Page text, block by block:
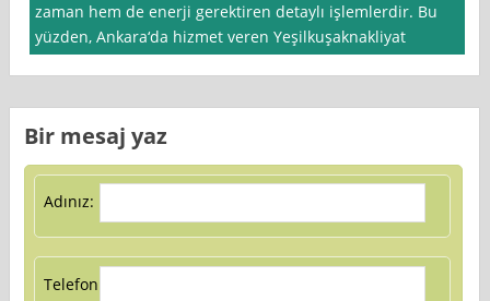
zaman hem de enerji gerektiren detaylı işlemlerdir. Bu
yüzden, Ankara‘da hizmet veren Yeşilkuşaknakliyat
Bir mesaj yaz
Adınız:
Telefon: